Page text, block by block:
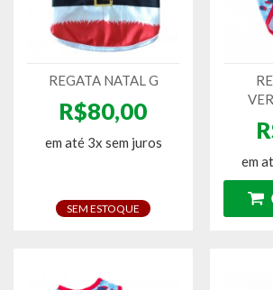
REGATA NATAL G
R$80,00
em até 3x sem juros
SEM ESTOQUE
em